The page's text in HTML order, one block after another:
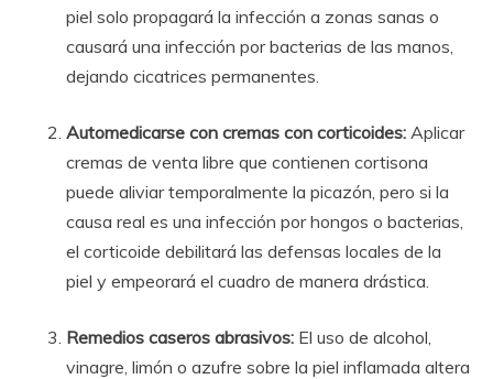
piel solo propagará la infección a zonas sanas o
causará una infección por bacterias de las manos,
dejando cicatrices permanentes.
Automedicarse con cremas con corticoides: Aplicar
cremas de venta libre que contienen cortisona
puede aliviar temporalmente la picazón, pero si la
causa real es una infección por hongos o bacterias,
el corticoide debilitará las defensas locales de la
piel y empeorará el cuadro de manera drástica.
Remedios caseros abrasivos: El uso de alcohol,
vinagre, limón o azufre sobre la piel inflamada altera